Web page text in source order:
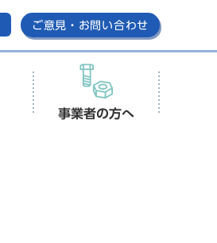
ご意見・お問い合わせ
事業者の方へ